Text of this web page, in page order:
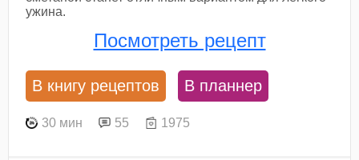
ужина.
Посмотреть рецепт
В книгу рецептов В планнер
30 мин 55 1975